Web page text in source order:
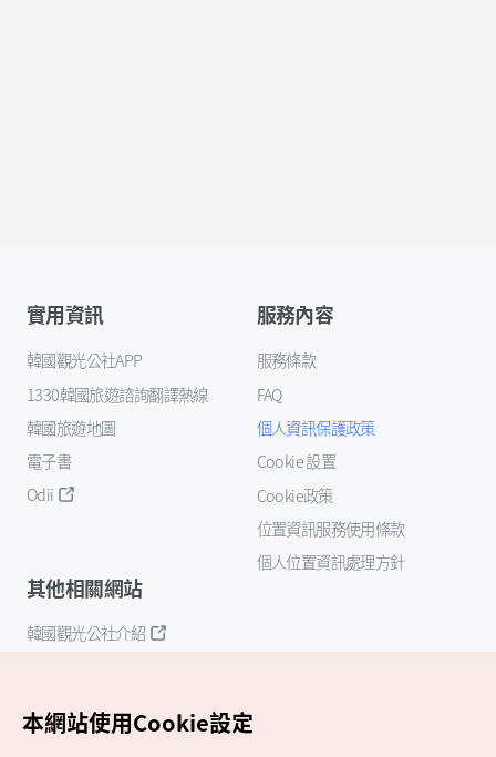
實用資訊
韓國觀光公社APP
1330韓國旅遊諮詢翻譯熱線
韓國旅遊地圖
電子書
Odii
服務內容
服務條款
FAQ
個人資訊保護政策
Cookie 設置
Cookie政策
位置資訊服務使用條款
個人位置資訊處理方針
其他相關網站
韓國觀光公社介紹
本網站使用Cookie設定